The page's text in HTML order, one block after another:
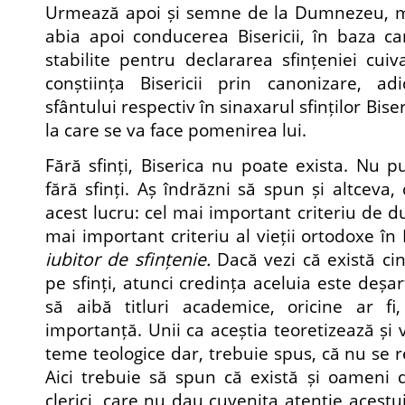
Urmează apoi și semne de la Dumnezeu,
abia apoi conducerea Bisericii, în baza
stabilite pentru declararea sfințeniei
conștiința Bisericii prin canonizare,
sfântului respectiv în sinaxarul sfinților
la care se va face pomenirea lui.
Fără sfinți, Biserica nu poate exista. Nu
fără sfinți. Aș îndrăzni să spun și altceva,
acest lucru: cel mai important criteriu de
mai important criteriu al vieții ortodoxe în
iubitor de sfințenie. Dacă vezi că există
pe sfinți, atunci credința aceluia este
să aibă titluri academice, oricine ar
importanță. Unii ca aceștia teoretizează și
teme teologice dar, trebuie spus, că nu se
Aici trebuie să spun că există și oameni
clerici, care nu dau cuvenita atenție